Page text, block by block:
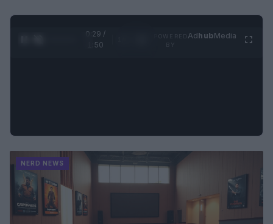
0:31 /
1:50
AdhubMedia
NERD NEWS